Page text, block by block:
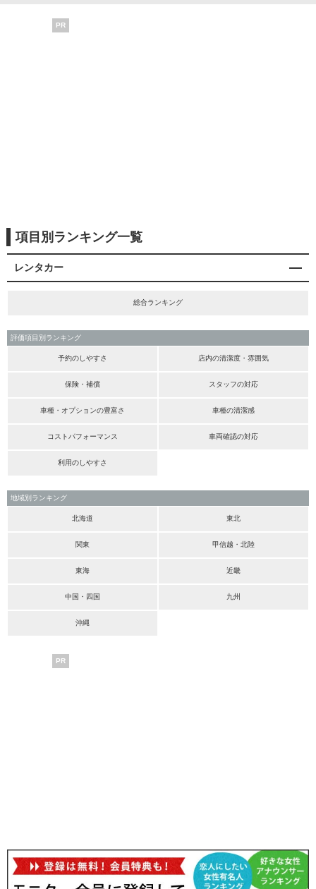
PR
項目別ランキング一覧
レンタカー
総合ランキング
評価項目別ランキング
予約のしやすさ 店内の清潔度・雰囲気
保険・補償 スタッフの対応
車種・オプションの豊富さ 車種の清潔感
コストパフォーマンス 車両確認の対応
利用のしやすさ
地域別ランキング
北海道 東北
関東 甲信越・北陸
東海 近畿
中国・四国 九州
沖縄
PR